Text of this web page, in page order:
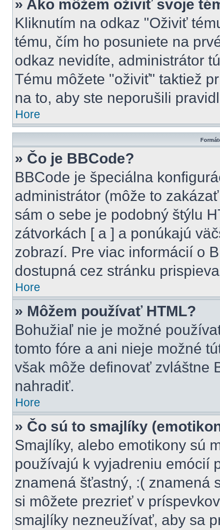
» Ako môžem oživiť svoje
Kliknutím na odkaz "Oživiť
tému, čím ho posuniete na
odkaz nevidíte, administrátor
Tému môžete "oživiť" taktiež
na to, aby ste neporušili
Hore
» Čo je BBCode?
BBCode je špeciálna
administrátor (môže to
sám o sebe je podobný štýlu
zátvorkách [ a ] a ponúkajú
zobrazí. Pre viac informácií o
dostupná cez stránku
Hore
» Môžem používať HTML?
Bohužiaľ nie je možné
tomto fóre a ani nieje možné
však môže definovať zvláštne
nahradiť.
Hore
» Čo sú to smajlíky
Smajlíky, alebo emotikony sú
používajú k vyjadreniu emócií
znamená šťastný, :( znamená
si môžete prezrieť v
smajlíky nezneužívať, aby sa